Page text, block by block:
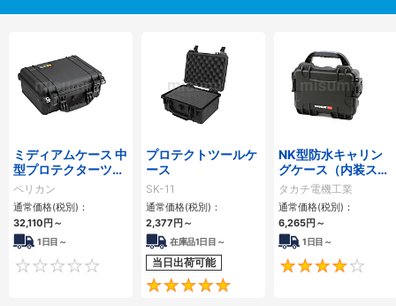
ミディアムケース 中
型プロテクターツー
ルケース
ペリカン
通常価格(税別)：
32,110 円 ～
1日目～
0
プロテクトツールケ
ース
SK-11
通常価格(税別)：
2,377 円 ～
在庫品1日目～
当日出荷可能
NK型防水キャリン
グケース（内装スポ
ンジ無し）
タカチ電機工業
通常価格(税別)：
6,265円 ～
1日目～